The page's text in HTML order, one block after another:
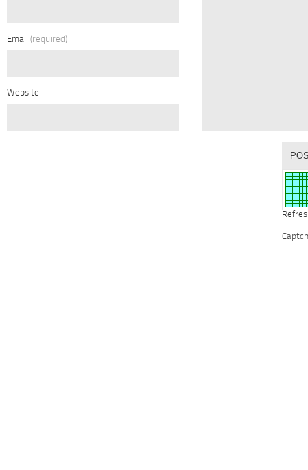
Email (required)
Website